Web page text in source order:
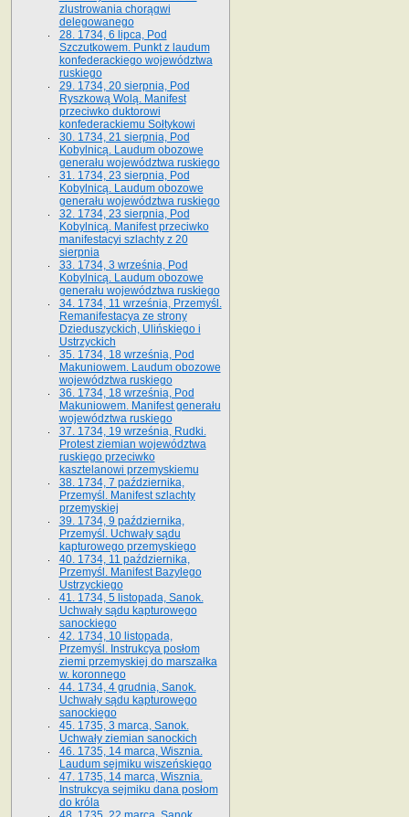
zlustrowania chorągwi
delegowanego
28. 1734, 6 lipca, Pod
Szczutkowem. Punkt z laudum
konfederackiego województwa
ruskiego
29. 1734, 20 sierpnia, Pod
Ryszkową Wolą. Manifest
przeciwko duktorowi
konfederackiemu Sołtykowi
30. 1734, 21 sierpnia, Pod
Kobylnicą. Laudum obozowe
generału województwa ruskiego
31. 1734, 23 sierpnia, Pod
Kobylnicą. Laudum obozowe
generału województwa ruskiego
32. 1734, 23 sierpnia, Pod
Kobylnicą. Manifest przeciwko
manifestacyi szlachty z 20
sierpnia
33. 1734, 3 września, Pod
Kobylnicą. Laudum obozowe
generału województwa ruskiego
34. 1734, 11 września, Przemyśl.
Remanifestacya ze strony
Dzieduszyckich, Ulińskiego i
Ustrzyckich
35. 1734, 18 września, Pod
Makuniowem. Laudum obozowe
województwa ruskiego
36. 1734, 18 września, Pod
Makuniowem. Manifest generału
województwa ruskiego
37. 1734, 19 września, Rudki.
Protest ziemian województwa
ruskiego przeciwko
kasztelanowi przemyskiemu
38. 1734, 7 października,
Przemyśl. Manifest szlachty
przemyskiej
39. 1734, 9 października,
Przemyśl. Uchwały sądu
kapturowego przemyskiego
40. 1734, 11 października,
Przemyśl. Manifest Bazylego
Ustrzyckiego
41. 1734, 5 listopada, Sanok.
Uchwały sądu kapturowego
sanockiego
42. 1734, 10 listopada,
Przemyśl. Instrukcya posłom
ziemi przemyskiej do marszałka
w. koronnego
44. 1734, 4 grudnia, Sanok.
Uchwały sądu kapturowego
sanockiego
45. 1735, 3 marca, Sanok.
Uchwały ziemian sanockich
46. 1735, 14 marca, Wisznia.
Laudum sejmiku wiszeńskiego
47. 1735, 14 marca, Wisznia.
Instrukcya sejmiku dana posłom
do króla